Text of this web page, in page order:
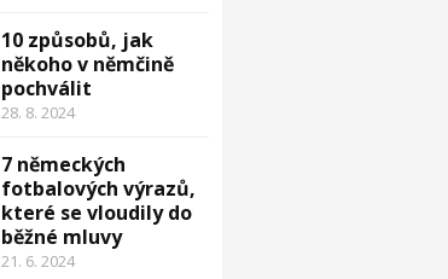
10 způsobů, jak
někoho v němčině
pochválit
28. 8. 2024
7 německých
fotbalových výrazů,
které se vloudily do
běžné mluvy
21. 6. 2024